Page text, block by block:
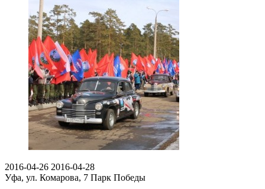
2016-04-26 2016-04-28
Уфа, ул. Комарова, 7 Парк Победы